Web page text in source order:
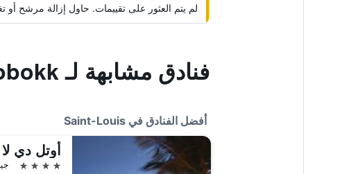
لم يتم العثور على تقييمات. حاول إزالة مرشح
فنادق مشابهة لـ Maison D'hotes Niokobokk
أفضل الفنادق في Saint-Louis
أوتل دي
4 نجوم
جيد